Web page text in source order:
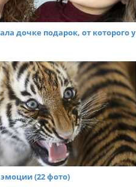
дочке подарок, от которого у
(22 фото)